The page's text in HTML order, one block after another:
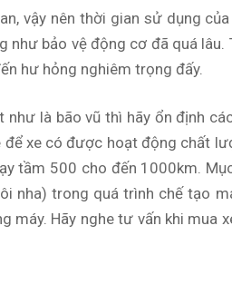
vậy nên thời gian sử dụng
như bảo vệ động cơ đã quá
hư hỏng nghiêm trọng đấy.
là bão vũ thì hãy ổn định
để xe có được hoạt động chất
tầm 500 cho đến 1000km.
nha) trong quá trình chế tạo
máy. Hãy nghe tư vấn khi mua